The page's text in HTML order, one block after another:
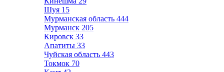
Шуя 15
Мурманская область 444
Мурманск 205
Кировск 33
Апатиты 33
Чуйская область 443
Токмок 70